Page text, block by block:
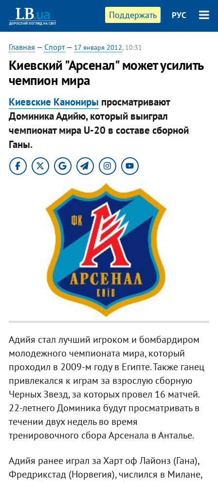
Поддержать РУС
Главная — Спорт— 17 января 2012, 10:31
Киевский "Арсенал" может усилить
чемпион мира
Киевские Канониры просматривают
Доминика Адийю, который выиграл
чемпионат мира U-20 в составе сборной
Ганы.
Адийя стал лучший игроком и бомбардиром
молодежного чемпионата мира, который
проходил в 2009-м году в Египте. Также ганец
привлекался к играм за взрослую сборную
Черных Звезд, за которых провел 16 матчей.
22-летнего Доминика будут просматривать в
течении двух недель во время
тренировочного сбора Арсенала в Анталье.
Адийя ранее играл за Харт оф Лайонз (Гана),
Фредрикстад (Норвегия), числился в Милане,